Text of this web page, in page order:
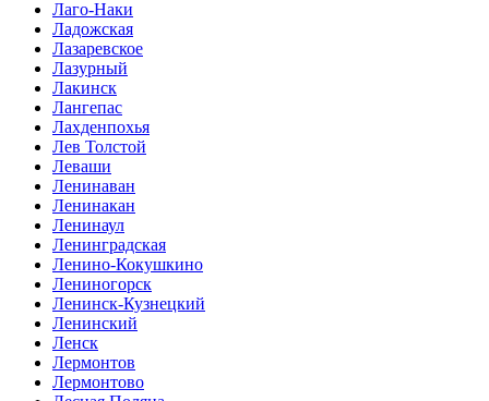
Лаго-Наки
Ладожская
Лазаревское
Лазурный
Лакинск
Лангепас
Лахденпохья
Лев Толстой
Леваши
Ленинаван
Ленинакан
Ленинаул
Ленинградская
Ленино-Кокушкино
Лениногорск
Ленинск-Кузнецкий
Ленинский
Ленск
Лермонтов
Лермонтово